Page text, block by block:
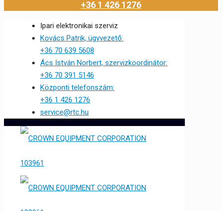
+36 1 426 1276
Ipari elektronikai szerviz
Kovács Patrik, ügyvezető:
+36 70 639 5608
Ács István Norbert, szervizkoordinátor:
+36 70 391 5146
Központi telefonszám:
+36 1 426 1276
service@rtc.hu